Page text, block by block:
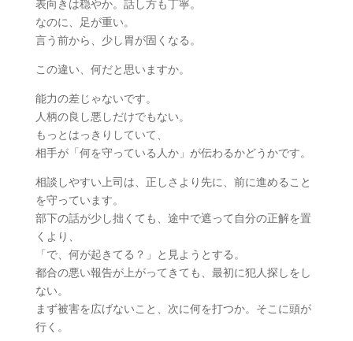
表向きは穏やか。話し方も丁寧。
なのに、足が重い。
言う前から、少し胃が固くなる。
この違い、何だと思いますか。
能力の差じゃないです。
人柄の良し悪しだけでもない。
もっとはっきりしていて、
相手が「何を守っている人か」が伝わるかどうかです。
相談しやすい上司は、正しさより先に、前に進めること
を守っています。
部下の話が少し拙くても、途中で遮って自分の正解を置
くより、
「で、何が起きてる？」と見ようとする。
都合の悪い報告が上がってきても、最初に犯人探しをし
ない。
まず被害を広げないこと、次に何を打つか。そこに頭が
行く。